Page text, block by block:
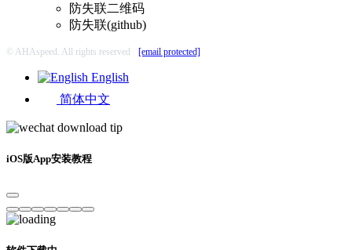
防失联二维码
防失联(github)
© AHAspeed. All rights reserved [email protected]
English
简体中文
iOS版App安装教程
软件下载中...